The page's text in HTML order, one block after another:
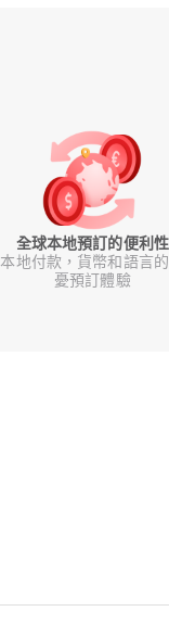
全球本地預訂的便利性
本地付款，貨幣和語言
憂預訂體驗